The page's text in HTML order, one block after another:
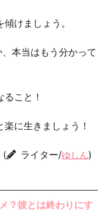
けましょう。
本当はもう分かって
こと！
に生きましょう！
( ライター/ゆしん)
？彼とは終わりにす